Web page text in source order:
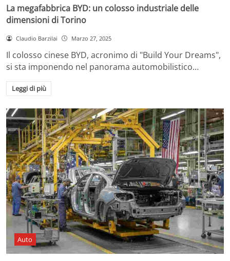
La megafabbrica BYD: un colosso industriale delle
dimensioni di Torino
Claudio Barzilai Marzo 27, 2025
Il colosso cinese BYD, acronimo di "Build Your Dreams",
si sta imponendo nel panorama automobilistico…
Leggi di più
Auto